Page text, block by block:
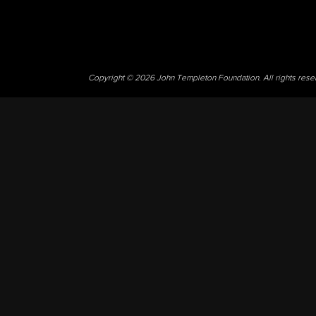
Copyright © 2026 John Templeton Foundation. All rights